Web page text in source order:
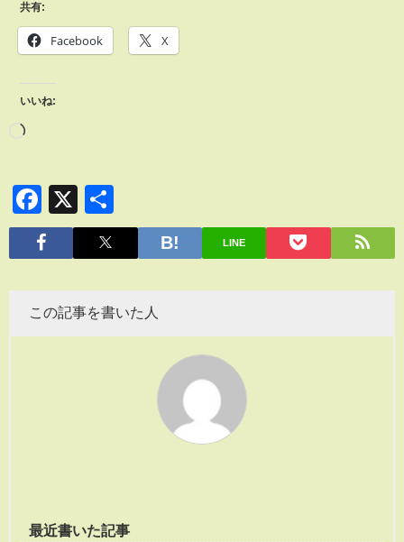
共有:
Facebook X
いいね:
Facebook
X
有
LINE
この記事を書いた人
最近書いた記事